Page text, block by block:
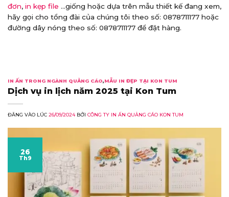
đơn, in kẹp file …giống hoặc dựa trên mẫu thiết kế đang xem,
hãy gọi cho tổng đài của chúng tôi theo số: 0878711177 hoặc
đường dây nóng theo số: 0878711177 để đặt hàng.
IN ẤN TRONG NGÀNH QUẢNG CÁO,MẪU IN ĐẸP TẠI KON TUM
Dịch vụ in lịch năm 2025 tại Kon Tum
ĐĂNG VÀO LÚC 26/09/2024BỞI CÔNG TY IN ẤN QUẢNG CÁO KON TUM
26
Th9